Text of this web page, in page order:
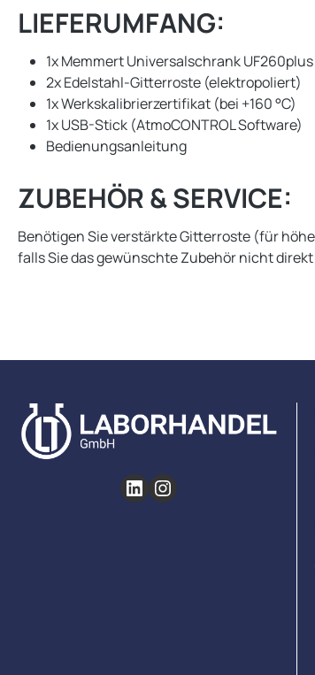
LIEFERUMFANG:
1x Memmert Universalschrank UF260plus
2x Edelstahl-Gitterroste (elektropoliert)
1x Werkskalibrierzertifikat (bei +160 °C)
1x USB-Stick (AtmoCONTROL Software)
Bedienungsanleitung
ZUBEHÖR & SERVICE:
Benötigen Sie verstärkte Gitterroste (für
falls Sie das gewünschte Zubehör nicht